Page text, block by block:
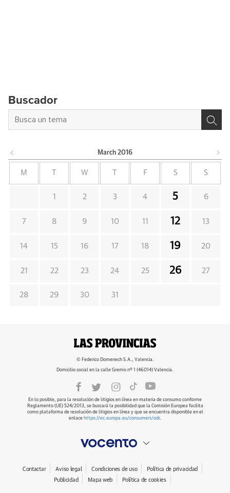
Buscador
March 2016
M W F S S
1 2 3 4 5 6
7 8 9 10 11 12 13
14 15 16 17 18 19 20
21 22 23 24 25 26 27
28 29 30 31
© Federico Domenech S.A., Valencia.
Domicilio social en la calle Gremis nº 1 (46014) Valencia.
En lo posible, para la resolución de litigios en línea en materia de consumo conforme
Reglamento (UE) 524/2013, se buscará la posibilidad que la Comisión Europea facilita
como plataforma de resolución de litigios en línea y que se encuentra disponible en el
enlace https://ec.europa.eu/consumers/odr.
Contactar Aviso legal Condiciones de uso
Política de privacidad
Publicidad
Mapa web Política de cookies